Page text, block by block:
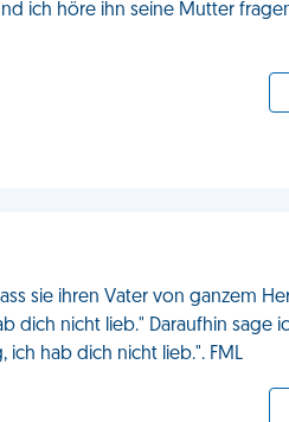
ich höre ihn seine Mutter
sie ihren Vater von ganzem
dich nicht lieb." Daraufhin sage
hab dich nicht lieb.". FML